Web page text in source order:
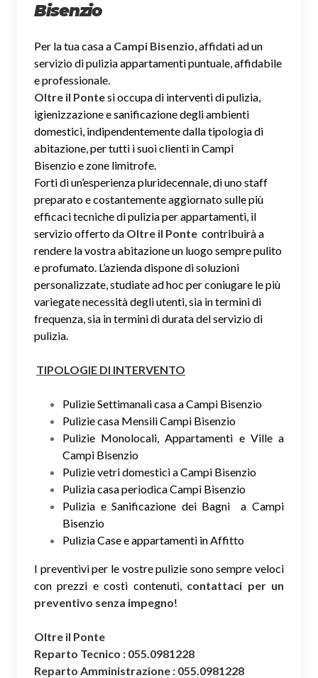
Bisenzio
Per la tua casa a Campi Bisenzio, affidati ad un
servizio di pulizia appartamenti puntuale, affidabile
e professionale.
Oltre il Pontesi occupa di interventi di pulizia,
igienizzazione e sanificazione degli ambienti
domestici, indipendentemente dalla tipologia di
abitazione, per tutti i suoi clienti in Campi
Bisenzio e zone limitrofe.
Forti di un’esperienza pluridecennale, di uno staff
preparato e costantemente aggiornato sulle più
efficaci tecniche di pulizia per appartamenti, il
servizio offerto da Oltre il Ponte contribuirà a
rendere la vostra abitazione un luogo sempre pulito
e profumato. L’azienda dispone di soluzioni
personalizzate, studiate ad hoc per coniugare le più
variegate necessità degli utenti, sia in termini di
frequenza, sia in termini di durata del servizio di
pulizia.
TIPOLOGIE DI INTERVENTO
Pulizie Settimanali casa a Campi Bisenzio
Pulizie casa Mensili Campi Bisenzio
Pulizie Monolocali, Appartamenti e Ville a
Campi Bisenzio
Pulizie vetri domestici a Campi Bisenzio
Pulizia casa periodica Campi Bisenzio
Pulizia e Sanificazione dei Bagni a Campi
Bisenzio
Pulizia Case e appartamenti in Affitto
I preventivi per le vostre pulizie sono sempre veloci
con prezzi e costi contenuti, contattaci per un
preventivo senza impegno!
Oltre il Ponte
Reparto Tecnico : 055.0981228
Reparto Amministrazione : 055.0981228